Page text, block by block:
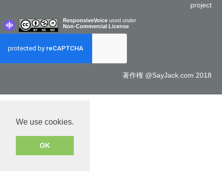
We use cookies.
OK
project
ResponsiveVoice used under
Non-Commercial License
著作権 @SayJack.com 2018